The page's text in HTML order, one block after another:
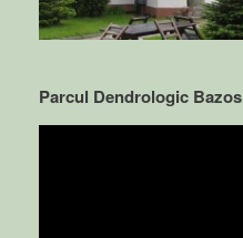
Parcul Dendrologic Bazos